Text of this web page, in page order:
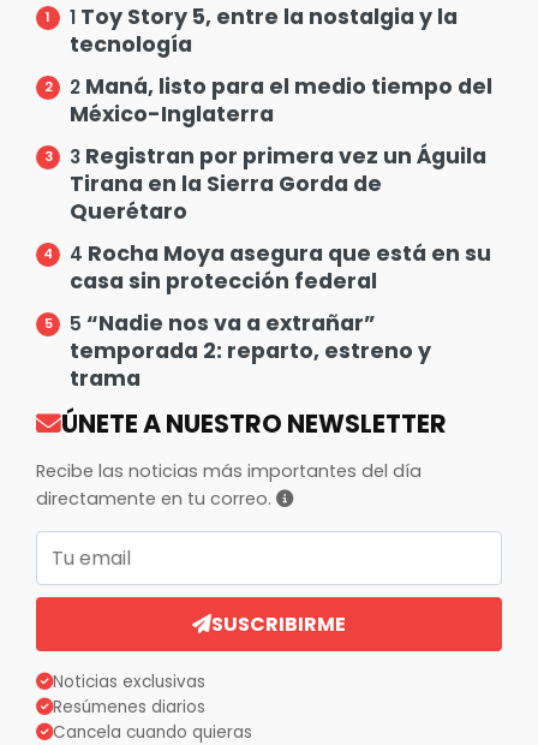
1 Toy Story 5, entre la nostalgia y la
tecnología
2 Maná, listo para el medio tiempo del
México-Inglaterra
3 Registran por primera vez un Águila
Tirana en la Sierra Gorda de
Querétaro
4 Rocha Moya asegura que está en su
casa sin protección federal
5 “Nadie nos va a extrañar”
temporada 2: reparto, estreno y
trama
ÚNETE A NUESTRO NEWSLETTER
Recibe las noticias más importantes del día
directamente en tu correo.
Correo electrónico
SUSCRIBIRME
Noticias exclusivas
Resúmenes diarios
Cancela cuando quieras